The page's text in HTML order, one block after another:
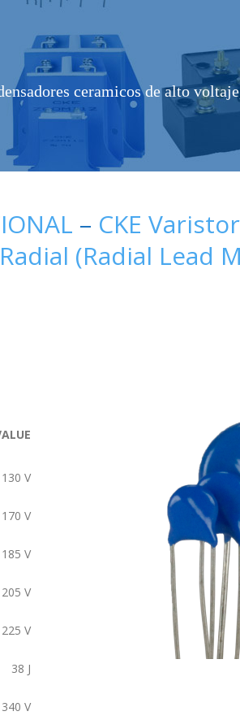
ceramicos de alto
– CKE
(Radial Lead
130 V
170 V
185 V
205 V
225 V
38 J
340 V